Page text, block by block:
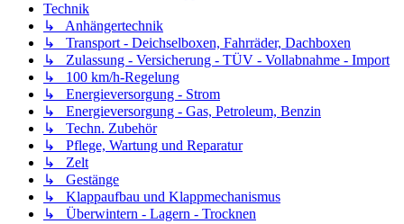
Technik
↳ Anhängertechnik
↳ Transport - Deichselboxen, Fahrräder, Dachboxen
↳ Zulassung - Versicherung - TÜV - Vollabnahme - Import
↳ 100 km/h-Regelung
↳ Energieversorgung - Strom
↳ Energieversorgung - Gas, Petroleum, Benzin
↳ Techn. Zubehör
↳ Pflege, Wartung und Reparatur
↳ Zelt
↳ Gestänge
↳ Klappaufbau und Klappmechanismus
↳ Überwintern - Lagern - Trocknen